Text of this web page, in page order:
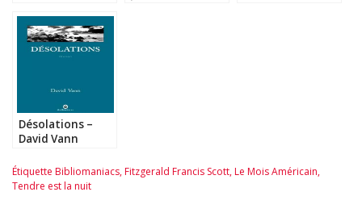
Désolations –
David Vann
Étiquette Bibliomaniacs,Fitzgerald Francis Scott,Le Mois Américain,
Tendre est la nuit